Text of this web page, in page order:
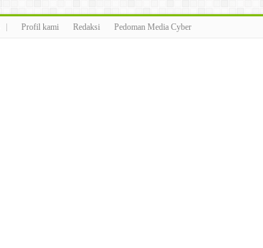
Profil kami Redaksi Pedoman Media Cyber